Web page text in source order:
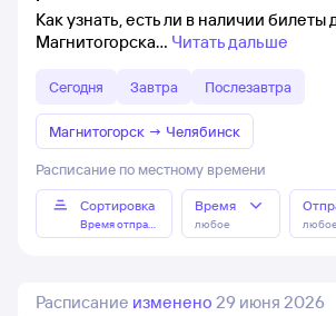
Как узнать, есть ли в наличии билеты
Магнитогорска
Читать дальше
Сегодня Завтра Послезавтра
Магнитогорск → Челябинск
Расписание по местному времени
Сортировка
Время отправления
Время
любое
Расписание изменено 29 июня 2026